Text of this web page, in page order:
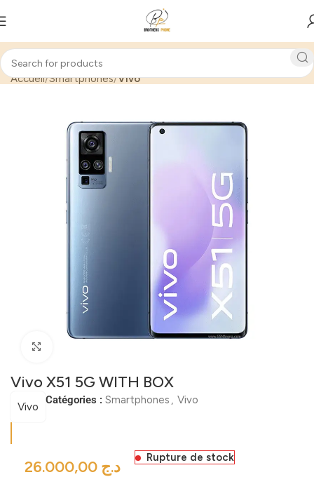
Accueil Smartphones Vivo
Vivo X51 5G WITH BOX
Vivo
Catégories : Smartphones , Vivo
د.ج Rupture de stock